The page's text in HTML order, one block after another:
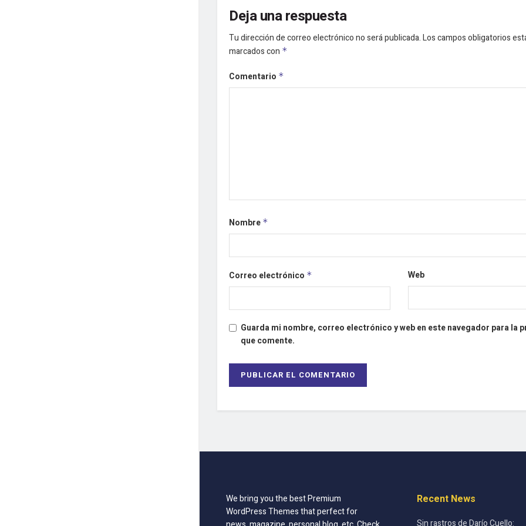
Deja una respuesta
Tu dirección de correo electrónico no será publicada.Los campos obligatorios
marcados con *
Comentario *
Nombre *
Correo electrónico * Web
Guarda mi nombre, correo electrónico y web en este navegador para la
que comente.
We bring you the best Premium
WordPress Themes that perfect for
Recent News
Sin rastros de Darío Cuello: